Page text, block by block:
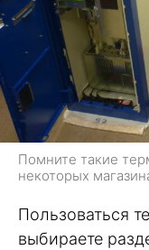
Помните такие
некоторых
Пользоваться
выбираете